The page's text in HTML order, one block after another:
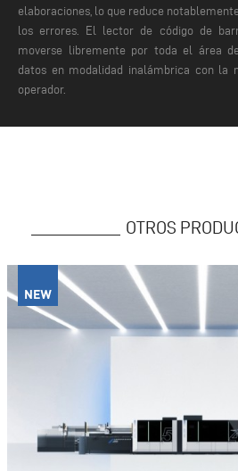
elaboraciones, lo que reduce
los errores. El lector de código de
moverse libremente por toda el área
datos en modalidad inalámbrica con la
operador.
OTROS